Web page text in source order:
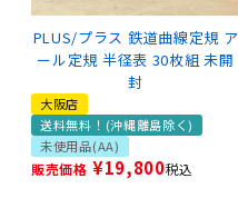
PLUS/プラス 鉄道曲線定規 ア
ール定規 半径表 30枚組 未開
封
大阪店
送料無料！(沖縄離島除く)
未使用品(AA)
販売価格 ¥19,800税込